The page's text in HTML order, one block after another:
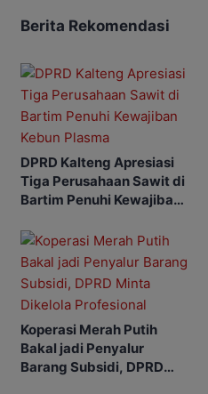
Berita Rekomendasi
DPRD Kalteng Apresiasi
Tiga Perusahaan Sawit di
Bartim Penuhi Kewajiban
Koperasi Merah Putih
Bakal jadi Penyalur
Barang Subsidi, DPRD